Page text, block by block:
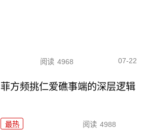
阅读 4968 07-22
菲方频挑仁爱礁事端的深层逻辑
最热 阅读 4988